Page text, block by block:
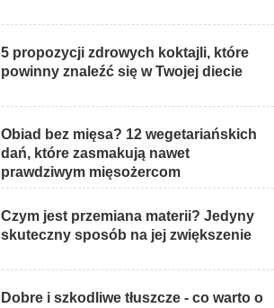
5 propozycji zdrowych koktajli, które
powinny znaleźć się w Twojej diecie
Obiad bez mięsa? 12 wegetariańskich
dań, które zasmakują nawet
prawdziwym mięsożercom
Czym jest przemiana materii? Jedyny
skuteczny sposób na jej zwiększenie
Dobre i szkodliwe tłuszcze - co warto o